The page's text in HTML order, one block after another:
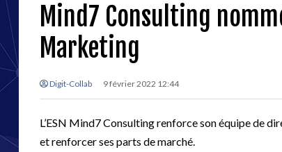
Mind7 Consulting
Marketing
Digit-Collab 9 février 2022 12:44
L’ESN Mind7 Consulting renforce son équipe de
et renforcer ses parts de marché.